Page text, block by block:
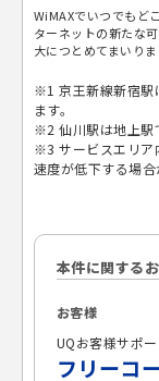
WiMAXでいつでもど
ターネットの新たな
大につとめてまいりま
※1 京王新線新宿駅
ます。
※2 仙川駅は地上駅
※3 サービスエリア
速度が低下する場合
本件に関する
お客様
UQお客様サポ
フリーコ